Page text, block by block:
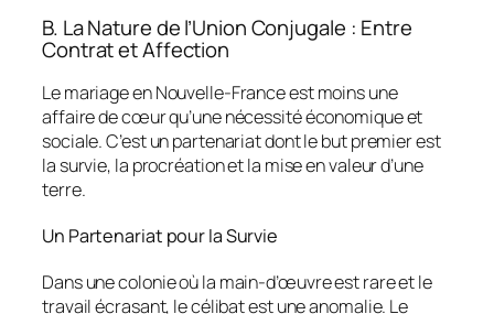
B. La Nature de l’Union Conjugale : Entre
Contrat et Affection
Le mariage en Nouvelle-France est moins une
affaire de cœur qu’une nécessité économique et
sociale. C’est un partenariat dont le but premier est
la survie, la procréation et la mise en valeur d’une
terre.
Un Partenariat pour la Survie
Dans une colonie où la main-d’œuvre est rare et le
travail écrasant, le célibat est une anomalie. Le